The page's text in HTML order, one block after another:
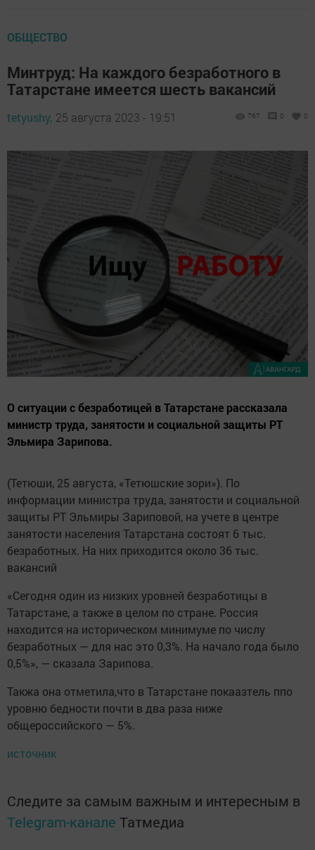
ОБЩЕСТВО
Минтруд: На каждого безработного в
Татарстане имеется шесть вакансий
tetyushy, 25 августа 2023 - 19:51 767 0 0
О ситуации с безработицей в Татарстане рассказала
министр труда, занятости и социальной защиты РТ
Эльмира Зарипова.
(Тетюши, 25 августа, «Тетюшские зори»). По
информации министра труда, занятости и социальной
защиты РТ Эльмиры Зариповой, на учете в центре
занятости населения Татарстана состоят 6 тыс.
безработных. На них приходится около 36 тыс.
вакансий
«Сегодня один из низких уровней безработицы в
Татарстане, а также в целом по стране. Россия
находится на историческом минимуме по числу
безработных — для нас это 0,3%. На начало года было
0,5%», — сказала Зарипова.
Такжа она отметила,что в Татарстане покаазтель ппо
уровню бедности почти в два раза ниже
общероссийского — 5%.
источник
Следите за самым важным и интересным в
Telegram-канале Татмедиа